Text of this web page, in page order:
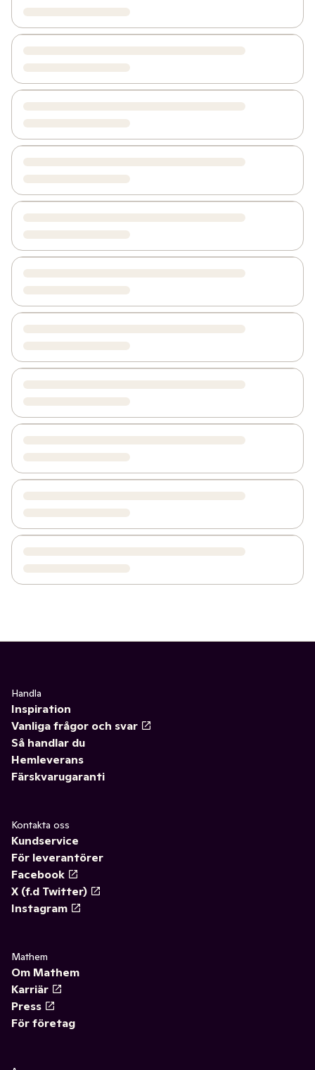
Handla
Inspiration
Vanliga frågor och svar
Så handlar du
Hemleverans
Färskvarugaranti
Kontakta oss
Kundservice
För leverantörer
Facebook
X (f.d Twitter)
Instagram
Mathem
Om Mathem
Karriär
Press
För företag